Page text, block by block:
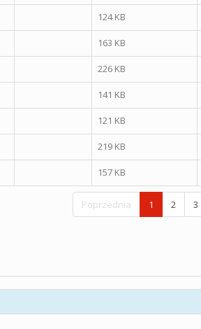
124 KB
163 KB
226 KB
141 KB
121 KB
219 KB
157 KB
Poprzednia 1 2 3